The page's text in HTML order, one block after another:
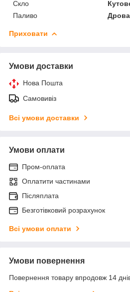
Скло
Паливо
Дрова
Приховати
Умови доставки
Нова Пошта
Самовивіз
Всі умови доставки
Умови оплати
Пром-оплата
Оплатити частинами
Післяплата
Безготівковий розрахунок
Всі умови оплати
Умови повернення
Повернення товару впродовж 14